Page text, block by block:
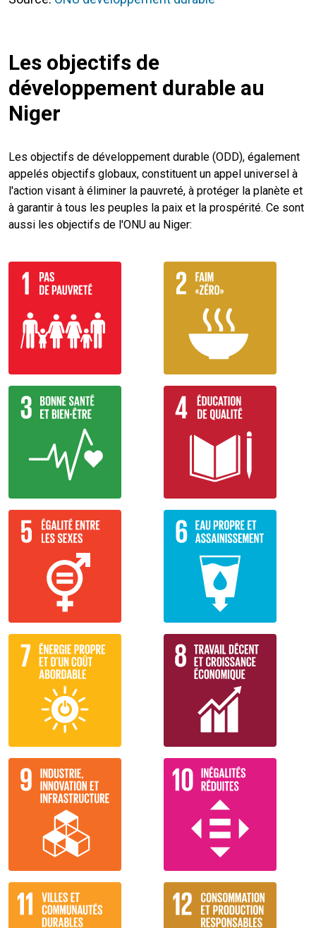
Les objectifs de
développement durable au
Niger
Les objectifs de développement durable (ODD), également
appelés objectifs globaux, constituent un appel universel à
l'action visant à éliminer la pauvreté, à protéger la planète et
à garantir à tous les peuples la paix et la prospérité. Ce sont
aussi les objectifs de l'ONU au Niger: